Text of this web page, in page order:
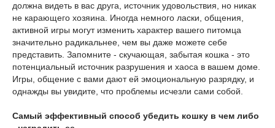
должна видеть в вас друга, источник удовольствия, но никак
не карающего хозяина. Иногда немного ласки, общения,
активной игры могут изменить характер вашего питомца
значительно радикальнее, чем вы даже можете себе
представить. Запомните - скучающая, забытая кошка - это
потенциальный источник разрушения и хаоса в вашем доме.
Игры, общение с вами дают ей эмоциональную разрядку, и
однажды вы увидите, что проблемы исчезли сами собой.
Самый эффективный способ убедить кошку в чем либо